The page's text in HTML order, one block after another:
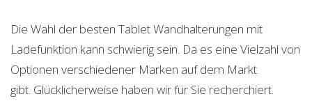
Die Wahl der besten Tablet Wandhalterungen mit
Ladefunktion kann schwierig sein. Da es eine Vielzahl von
Optionen verschiedener Marken auf dem Markt
gibt. Glücklicherweise haben wir für Sie recherchiert.